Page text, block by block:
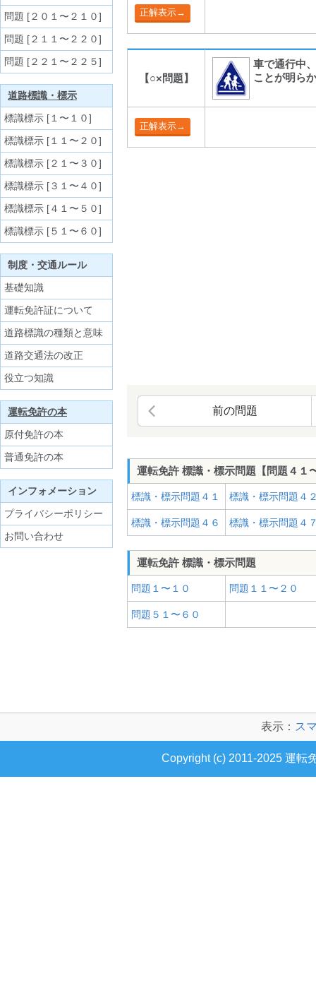
【○×問題】
車で通行中
ことが明ら
前の問題
運転免許 標識・標示問題【問題４１
標識・標示問題４１ 標識・標示問題４
標識・標示問題４６ 標識・標示問題４
運転免許 標識・標示問題
問題１〜１０ 問題１１〜２０
問題５１〜６０
問題 [２０１〜２１０]
問題 [２１１〜２２０]
問題 [２２１〜２２５]
道路標識・標示
標識標示 [１〜１０]
標識標示 [１１〜２０]
標識標示 [２１〜３０]
標識標示 [３１〜４０]
標識標示 [４１〜５０]
標識標示 [５１〜６０]
制度・交通ルール
基礎知識
運転免許証について
道路標識の種類と意味
道路交通法の改正
役立つ知識
運転免許の本
原付免許の本
普通免許の本
インフォメーション
プライバシーポリシー
お問い合わせ
表示： ス
Copyright (c) 2011-2025 運